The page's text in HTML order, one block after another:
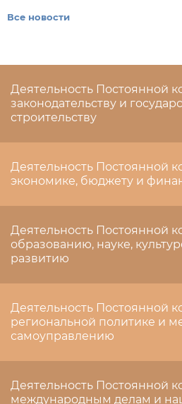
Все новости
Деятельность Постоянной
законодательству и
строительству
Деятельность Постоянной
экономике, бюджету и
Деятельность Постоянной
образованию, науке,
развитию
Деятельность Постоянной
региональной политике и
самоуправлению
Деятельность Постоянной
международным делам и